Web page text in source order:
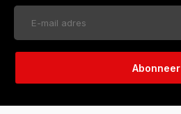
Abonneer